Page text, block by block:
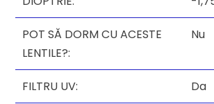
POT SĂ DORM CU ACESTE
LENTILE?:
Nu
FILTRU UV: Da